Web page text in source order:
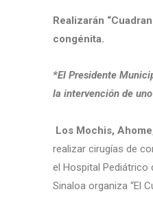
Realizarán
congénita.
*El Presidente
la intervención de
Los Mochis,
realizar cirugías de
el Hospital Pediátrico
Sinaloa organiza “El